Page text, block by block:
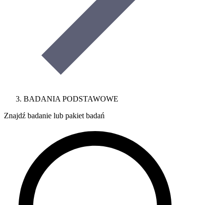
BADANIA PODSTAWOWE
Znajdź badanie lub pakiet badań